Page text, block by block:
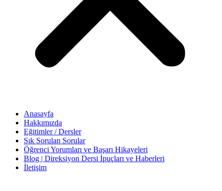
Anasayfa
Hakkımızda
Eğitimler / Dersler
Sık Sorulan Sorular
Öğrenci Yorumları ve Başarı Hikayeleri
Blog | Direksiyon Dersi İpuçları ve Haberleri
İletişim